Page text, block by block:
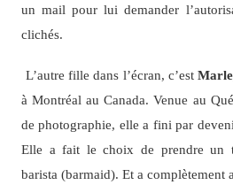
un mail pour lui demander
clichés.
L’autre fille dans l’écran, c’est
à Montréal au Canada. Venue au
de photographie, elle a fini par
Elle a fait le choix de prendre un
barista (barmaid). Et a complètement